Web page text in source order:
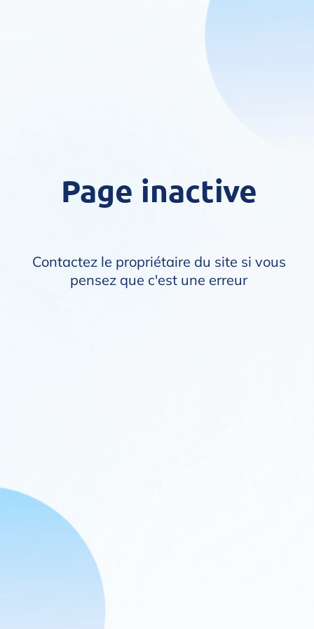
Page inactive
Contactez le propriétaire du site si vous
pensez que c'est une erreur